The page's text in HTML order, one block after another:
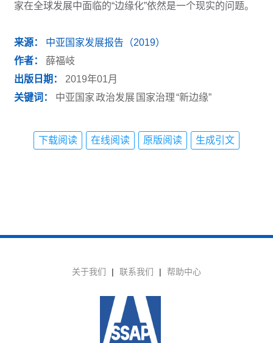
家在全球发展中面临的“边缘化”依然是一个现实的问题。
来源：
中亚国家发展报告（2019）
作者：
薛福岐
出版日期：
2019年01月
关键词：
中亚国家 政治发展 国家治理 “新边缘”
下载阅读 在线阅读 原版阅读 生成引文
关于我们 | 联系我们 | 帮助中心